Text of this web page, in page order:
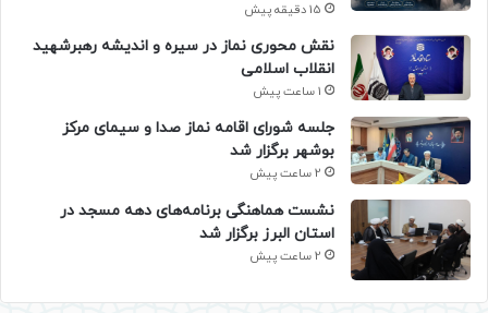
15 دقیقه پیش
نقش محوری نماز در سیره و اندیشه رهبرشهید
انقلاب اسلامی
1 ساعت پیش
جلسه شورای اقامه نماز صدا و سیمای مرکز
بوشهر برگزار شد
2 ساعت پیش
نشست هماهنگی برنامه‌های دهه مسجد در
استان البرز برگزار شد
2 ساعت پیش